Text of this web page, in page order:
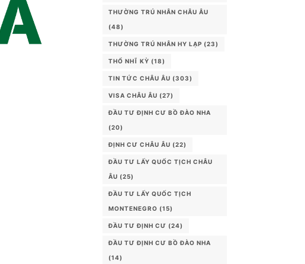
THƯỜNG TRÚ NHÂN CHÂU ÂU
(48)
THƯỜNG TRÚ NHÂN HY LẠP (23)
THỔ NHĨ KỲ (18)
TIN TỨC CHÂU ÂU (303)
VISA CHÂU ÂU (27)
ĐẦU TƯ ĐỊNH CƯ BỒ ĐÀO NHA
(20)
ĐỊNH CƯ CHÂU ÂU (22)
ĐẦU TƯ LẤY QUỐC TỊCH CHÂU
ÂU (25)
ĐẦU TƯ LẤY QUỐC TỊCH
MONTENEGRO (15)
ĐẦU TƯ ĐỊNH CƯ (24)
ĐẦU TƯ ĐỊNH CƯ BỒ ĐÀO NHA
(14)